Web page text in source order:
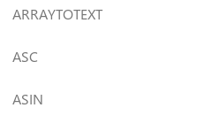
ARRAYTOTEXT
ASC
ASIN